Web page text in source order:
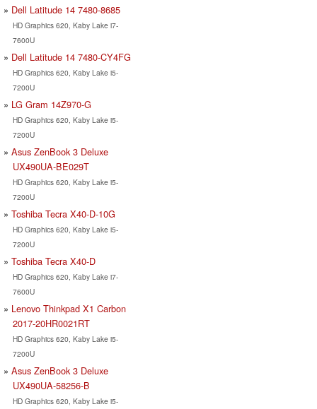
Dell Latitude 14 7480-8685
HD Graphics 620, Kaby Lake i7-
7600U
Dell Latitude 14 7480-CY4FG
HD Graphics 620, Kaby Lake i5-
7200U
LG Gram 14Z970-G
HD Graphics 620, Kaby Lake i5-
7200U
Asus ZenBook 3 Deluxe
UX490UA-BE029T
HD Graphics 620, Kaby Lake i5-
7200U
Toshiba Tecra X40-D-10G
HD Graphics 620, Kaby Lake i5-
7200U
Toshiba Tecra X40-D
HD Graphics 620, Kaby Lake i7-
7600U
Lenovo Thinkpad X1 Carbon
2017-20HR0021RT
HD Graphics 620, Kaby Lake i5-
7200U
Asus ZenBook 3 Deluxe
UX490UA-58256-B
HD Graphics 620, Kaby Lake i5-